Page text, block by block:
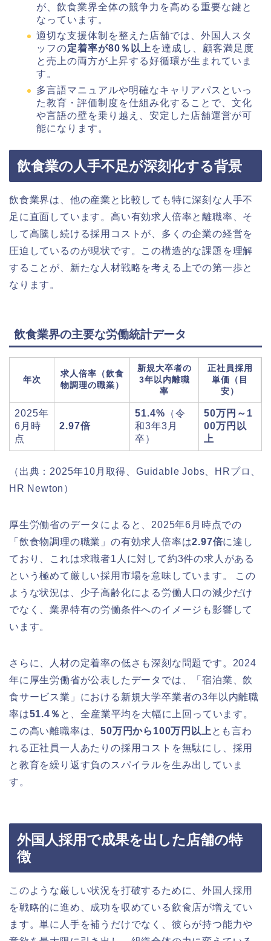
が、飲食業界全体の競争力を高める重要な鍵と
なっています。
適切な支援体制を整えた店舗では、外国人スタ
ッフの定着率が80％以上 を達成し、顧客満足度
と売上の両方が上昇する好循環が生まれていま
す。
多言語マニュアルや明確なキャリアパスといっ
た教育・評価制度を仕組み化することで、文化
や言語の壁を乗り越え、安定した店舗運営が可
能になります。
飲食業の人手不足が深刻化する背景
飲食業界は、他の産業と比較しても特に深刻な人手不
足に直面しています。高い有効求人倍率と離職率、そ
して高騰し続ける採用コストが、多くの企業の経営を
圧迫しているのが現状です。この構造的な課題を理解
することが、新たな人材戦略を考える上での第一歩と
なります。
飲食業界の主要な労働統計データ
年次
求人倍率（飲食
物調理の職業）
新規大卒者の
3年以内離職
率
正社員採用
単価（目
安）
2025年
6月時
点
2.97倍
51.4% （令
和3年3月
卒）
50万円～1
00万円以
上
（出典：2025年10月取得、Guidable Jobs、HRプロ、
HR Newton）
厚生労働省のデータによると、2025年6月時点での
「飲食物調理の職業」の有効求人倍率は2.97倍に達し
ており、これは求職者1人に対して約3件の求人がある
という極めて厳しい採用市場を意味しています。 この
ような状況は、少子高齢化による労働人口の減少だけ
でなく、業界特有の労働条件へのイメージも影響して
います。
さらに、人材の定着率の低さも深刻な問題です。2024
年に厚生労働省が公表したデータでは、「宿泊業、飲
食サービス業」における新規大学卒業者の3年以内離職
率は51.4％ と、全産業平均を大幅に上回っています。
この高い離職率は、50万円から100万円以上 とも言わ
れる正社員一人あたりの採用コストを無駄にし、採用
と教育を繰り返す負のスパイラルを生み出していま
す。
外国人採用で成果を出した店舗の特
徴
このような厳しい状況を打破するために、外国人採用
を戦略的に進め、成功を収めている飲食店が増えてい
ます。単に人手を補うだけでなく、彼らが持つ能力や